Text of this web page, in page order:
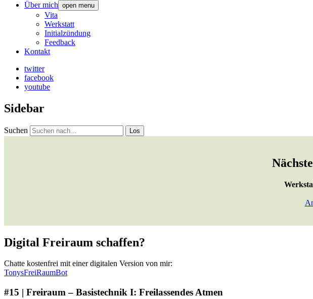
Über mich open menu
Vita
Werkstatt
Initialzündung
Feedback
Kontakt
twitter
facebook
youtube
Sidebar
Suchen
Digital Freiraum schaffen?
Chatte kostenfrei mit einer digitalen Version von mir:
TonysFreiRaumBot
#15 | Freiraum – Basistechnik I: Freilassendes Atmen